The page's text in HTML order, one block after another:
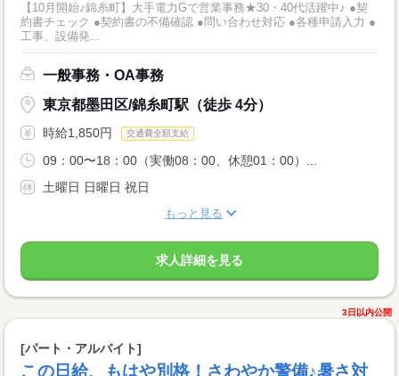
【10月開始♪錦糸町】大手電力Gで営業事務★30・40代活躍中♪ ●契
約書チェック ●契約書の不備確認 ●問い合わせ対応 ●各種申請入力 ●
工事、設備発...
一般事務・OA事務
東京都墨田区/錦糸町駅（徒歩 4分）
時給1,850円 交通費全額支給
09：00〜18：00（実働08：00、休憩01：00）...
土曜日 日曜日 祝日
もっと見る
求人詳細を見る
3日以内公開
[パート・アルバイト]
この日給、もはや別格！さわやか警備♪暑さ対